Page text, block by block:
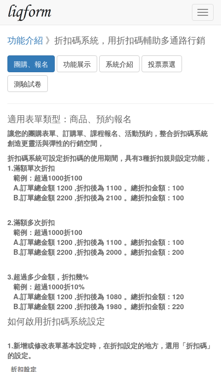
功能介紹 》折扣碼系統，用折扣碼輔助多通路行銷
團購、報名 功能展示 系統介紹
投票票選
測驗試卷
適用表單類型：商品、預約報名
讓您的團購表單、訂購單、課程報名、活動預約，整合折扣碼系統
創造更靈活與彈性的行銷空間，
折扣碼系統可設定折扣碼的使用期間，具有3種折扣規則設定功能，
1.滿額單次折扣
範例：超過1000折100
A.訂單總金額 1200 ,折扣後為 1100 。總折扣金額：100
B.訂單總金額 2200 ,折扣後為 2100 。總折扣金額：100
2.滿額多次折扣
範例：超過1000折100
A.訂單總金額 1200 ,折扣後為 1100 。總折扣金額：100
B.訂單總金額 2200 ,折扣後為 2000 。總折扣金額：200
3.超過多少金額，折扣幾%
範例：超過1000折10%
A.訂單總金額 1200 ,折扣後為 1080 。總折扣金額：120
B.訂單總金額 2200 ,折扣後為 1980 。總折扣金額：220
如何啟用折扣碼系統設定
1.新增或修改表單基本設定時，在折扣設定的地方，選用「折扣碼」
的設定。